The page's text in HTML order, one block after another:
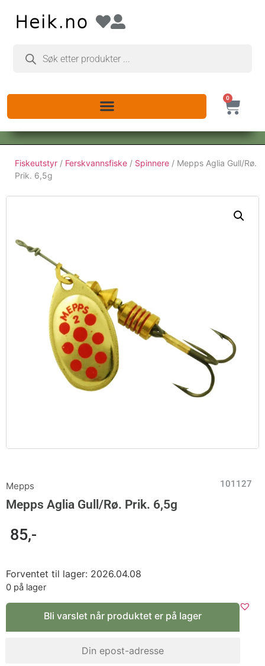
0
Fiskeutstyr / Ferskvannsfiske / Spinnere / Mepps Aglia Gull/Rø.
Prik. 6,5g
Mepps 101127
Mepps Aglia Gull/Rø. Prik. 6,5g
85,-
Forventet til lager: 2026.04.08
0 på lager
Bli varslet når produktet er på lager